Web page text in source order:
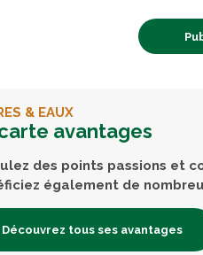
& EAUX
avantages
des points passions et
également de
Découvrez tous ses avantages